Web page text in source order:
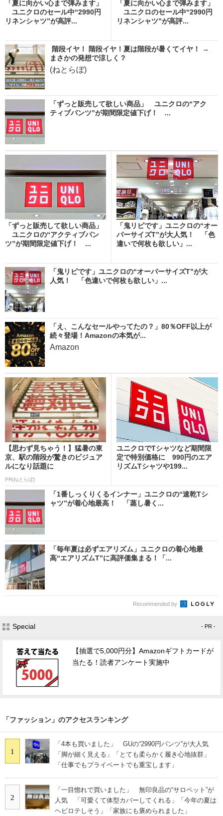
「夏に向かい心まで弾みます」
ユニクロのセール中“2990円
リネンシャツ”が高評...
「夏に向かい心まで弾みます」
ユニクロのセール中“2990円
リネンシャツ”が高評...
階段イヤ！ 階段イヤ！夏は階段が暑くてイヤ！ →
まさかの発想で涼しく？
(ねとらぼ)
「ずっと販売して欲しい商品」 ユニクロの“アク
ティブパンツ”が期間限定値下げ！ ...
「ずっと販売して欲しい商品」
ユニクロの“アクティブパン
ツ”が期間限定値下げ！ ...
「鬼リピです」ユニクロの“オー
バーサイズT”が大人気！ 「色
違いで何枚も欲しい」...
「鬼リピです」ユニクロの“オーバーサイズT”が大
人気！ 「色違いで何枚も欲しい」...
「え、こんなセールやってたの？」80％OFF以上が
続々登場！Amazonの本気が...
Amazon
【思わず見ちゃう！】猛暑の東
京、駅の階段が驚きのビジュア
ルになり話題に
PR(ねとらぼ)
ユニクロでTシャツなど期間限
定で特別価格に 990円のエア
リズムTシャツや199...
「1番しっくりくるインナー」ユニクロの“速乾Tシ
ャツ”が着心地最高！ 「蒸し暑く...
「毎年夏は必ずエアリズム」ユニクロの着心地最
高“エアリズムT”に高評価集まる！「...
Recommended by
Special - PR -
【抽選で5,000円分】Amazonギフトカードが
当たる！読者アンケート実施中
「ファッション」のアクセスランキング
1
「4本も買いました」 GUの“2990円パンツ”が大人気
「脚が細く見える」「とても柔らかく履き心地抜群」
「仕事でもプライベートでも重宝します」
2
「一目惚れで買いました」 無印良品の“サロペット”が
人気 「可愛くて体型カバーしてくれる」「今年の夏は
ヘビロテしそう」「家族にも褒められました」